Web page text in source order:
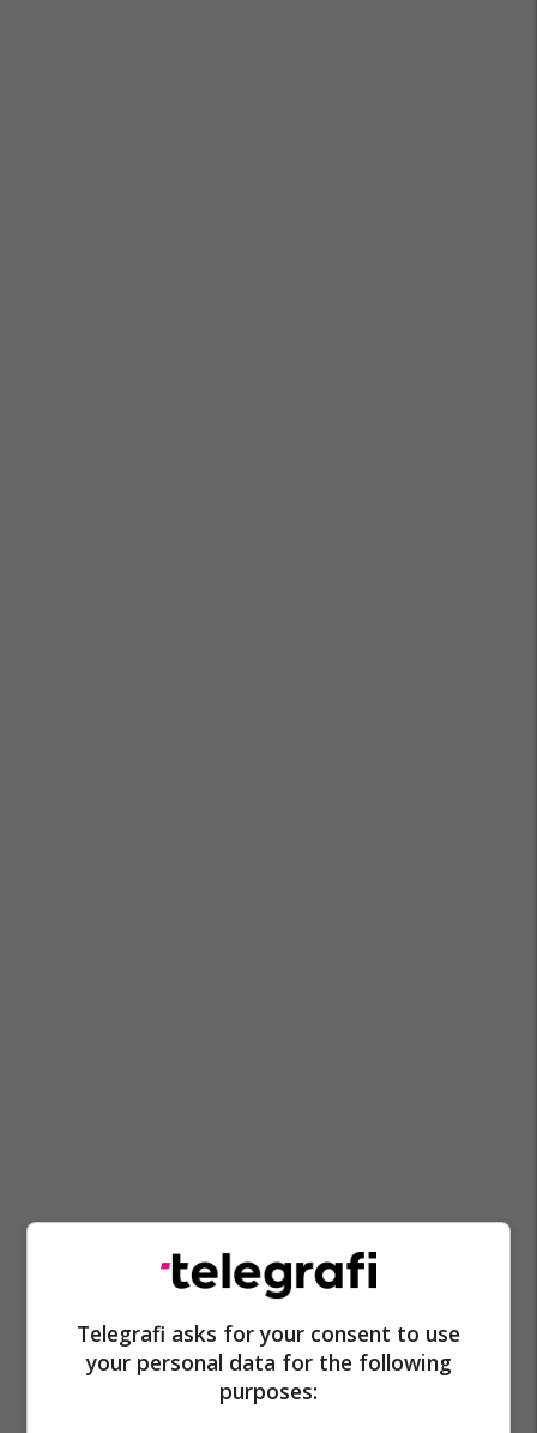
Telegrafi asks for your consent to use
your personal data for the following
purposes: